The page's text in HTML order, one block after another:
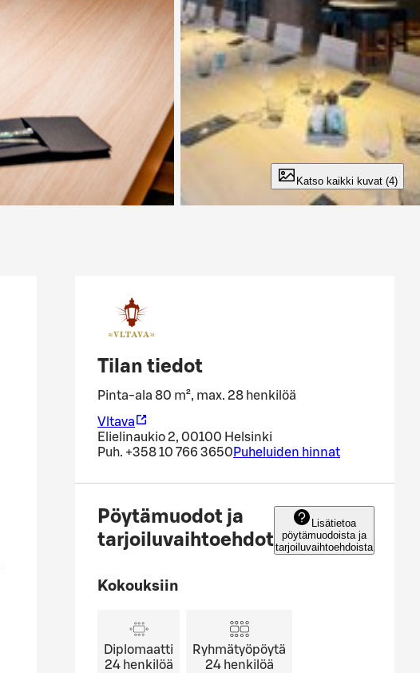
Katso kuva 3 / 4
Katso kaikki kuvat (4)
Tilan tiedot
Pinta-ala 80 m², max. 28 henkilöä
Vltava
Elielinaukio 2, 00100 Helsinki
Puh. +358 10 766 3650 Puheluiden hinnat
Pöytämuodot ja
tarjoiluvaihtoehdot
Lisätietoa
pöytämuodoista ja
tarjoiluvaihtoehdoista
Kokouksiin
Diplomaatti
24 henkilöä
Ryhmätyöpöytä
24 henkilöä